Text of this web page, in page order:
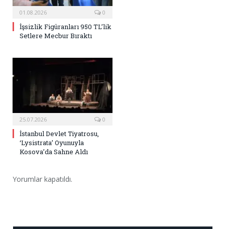
01.08.2026 0
İşsizlik Figüranları 950 TL’lik
Setlere Mecbur Bıraktı
25.07.2026 0
İstanbul Devlet Tiyatrosu,
‘Lysistrata’ Oyunuyla
Kosova’da Sahne Aldı
Yorumlar kapatıldı.